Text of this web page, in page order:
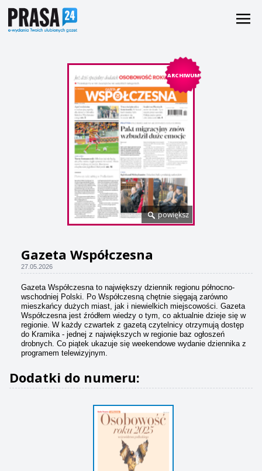
ARCHIWUM
powiększ
Gazeta Współczesna
27.05.2026
Gazeta Współczesna to największy dziennik regionu północno-
wschodniej Polski. Po Współczesną chętnie sięgają zarówno
mieszkańcy dużych miast, jak i niewielkich miejscowości. Gazeta
Współczesna jest źródłem wiedzy o tym, co aktualnie dzieje się w
regionie. W każdy czwartek z gazetą czytelnicy otrzymują dostęp
do Kramika - jednej z największych w regionie baz ogłoszeń
drobnych. Co piątek ukazuje się weekendowe wydanie dziennika z
programem telewizyjnym.
Dodatki do numeru: